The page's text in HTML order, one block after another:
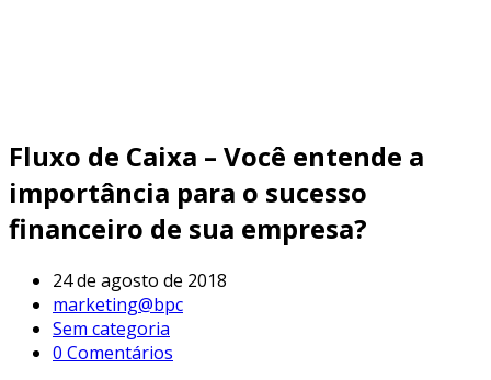
Fluxo de Caixa – Você entende a
importância para o sucesso
financeiro de sua empresa?
24 de agosto de 2018
marketing@bpc
Sem categoria
0 Comentários